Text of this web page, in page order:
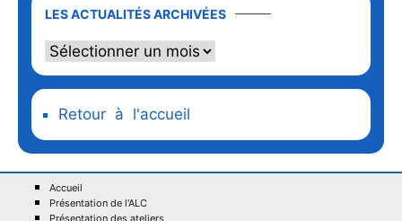
LES ACTUALITÉS ARCHIVÉES
Retour à l'accueil
Accueil
Présentation de l'ALC
Présentation des ateliers